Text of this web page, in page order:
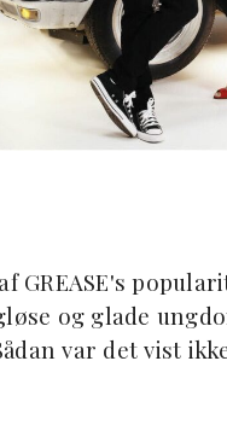
GREASE's
og glade
var det vist